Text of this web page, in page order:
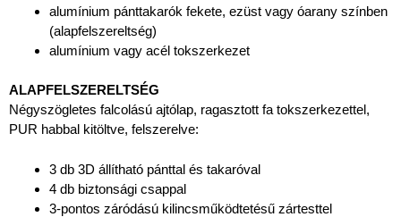
alumínium pánttakarók fekete, ezüst vagy óarany színben
(alapfelszereltség)
alumínium vagy acél tokszerkezet
ALAPFELSZERELTSÉG
Négyszögletes falcolású ajtólap, ragasztott fa tokszerkezettel,
PUR habbal kitöltve, felszerelve:
3 db 3D állítható pánttal és takaróval
4 db biztonsági csappal
3-pontos záródású kilincsműködtetésű zártesttel